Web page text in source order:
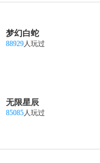
梦幻白蛇
88929人玩过
无限星辰
85085人玩过